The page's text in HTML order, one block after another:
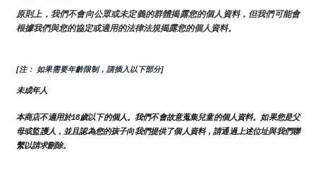
原則上，我們不會向公眾或未定義的群體揭露您的個人資料，但我們可能會
根據我們與您的協定或適用的法律法規揭露您的個人資料。
[注： 如果需要年齡限制，請插入以下部分]
未成年人
本商店不適用於18歲以下的個人。我們不會故意蒐集兒童的個人資料。如果您是父
母或監護人，並且認為您的孩子向我們提供了個人資料，請通過上述位址與我們聯
繫以請求刪除。